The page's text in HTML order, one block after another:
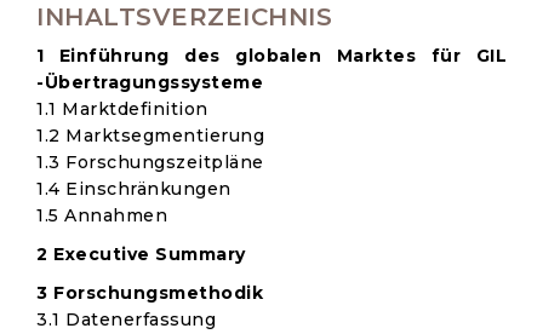
INHALTSVERZEICHNIS
1 Einführung des globalen Marktes für GIL
-Übertragungssysteme
1.1 Marktdefinition
1.2 Marktsegmentierung
1.3 Forschungszeitpläne
1.4 Einschränkungen
1.5 Annahmen
2 Executive Summary
3 Forschungsmethodik
3.1 Datenerfassung